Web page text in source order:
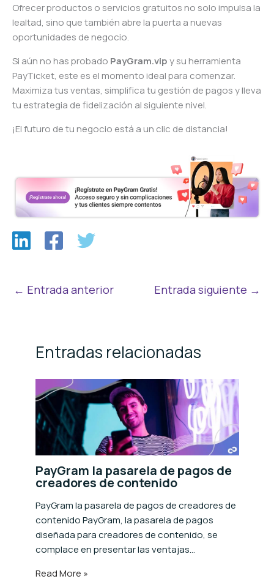
Ofrecer productos o servicios gratuitos no solo impulsa la
lealtad, sino que también abre la puerta a nuevas
oportunidades de negocio.
Si aún no has probado PayGram.vipy su herramienta
PayTicket, este es el momento ideal para comenzar.
Maximiza tus ventas, simplifica tu gestión de pagos y lleva
tu estrategia de fidelización al siguiente nivel.
¡El futuro de tu negocio está a un clic de distancia!
← Entrada anterior Entrada siguiente →
Entradas relacionadas
PayGram la pasarela de pagos de
creadores de contenido
PayGram la pasarela de pagos de creadores de
contenido PayGram, la pasarela de pagos
diseñada para creadores de contenido, se
complace en presentar las ventajas…
Read More »